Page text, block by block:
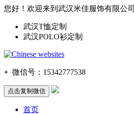
您好！欢迎来到武汉米佳服饰有限公司
武汉T恤定制
武汉POLO衫定制
+ 微信号： 15342777538
点击复制微信
首页